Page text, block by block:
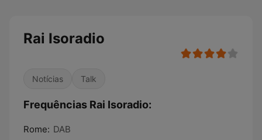
Rai Isoradio
Notícias Talk
Frequências Rai Isoradio:
Rome: DAB